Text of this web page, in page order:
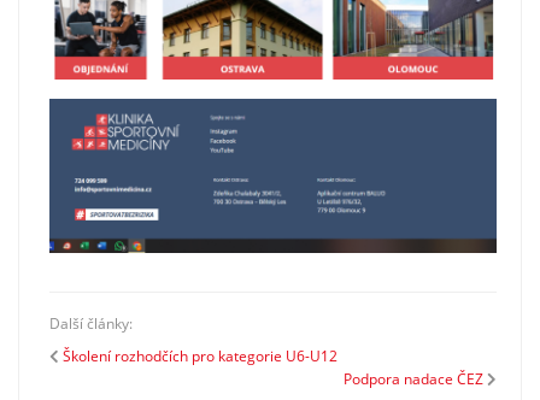
Další články:
Školení rozhodčích pro kategorie U6-U12
Podpora nadace ČEZ